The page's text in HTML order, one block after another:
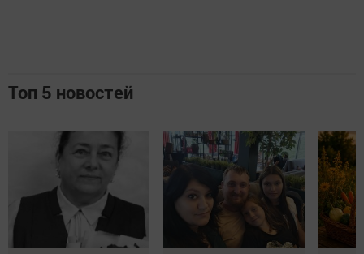
Топ 5 новостей